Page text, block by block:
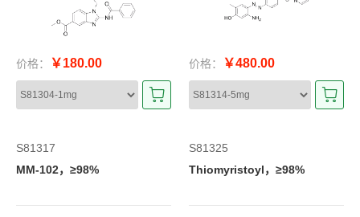
价格： ￥180.00 价格： ￥480.00
S81317
MM-102，≥98%
S81325
Thiomyristoyl，≥98%